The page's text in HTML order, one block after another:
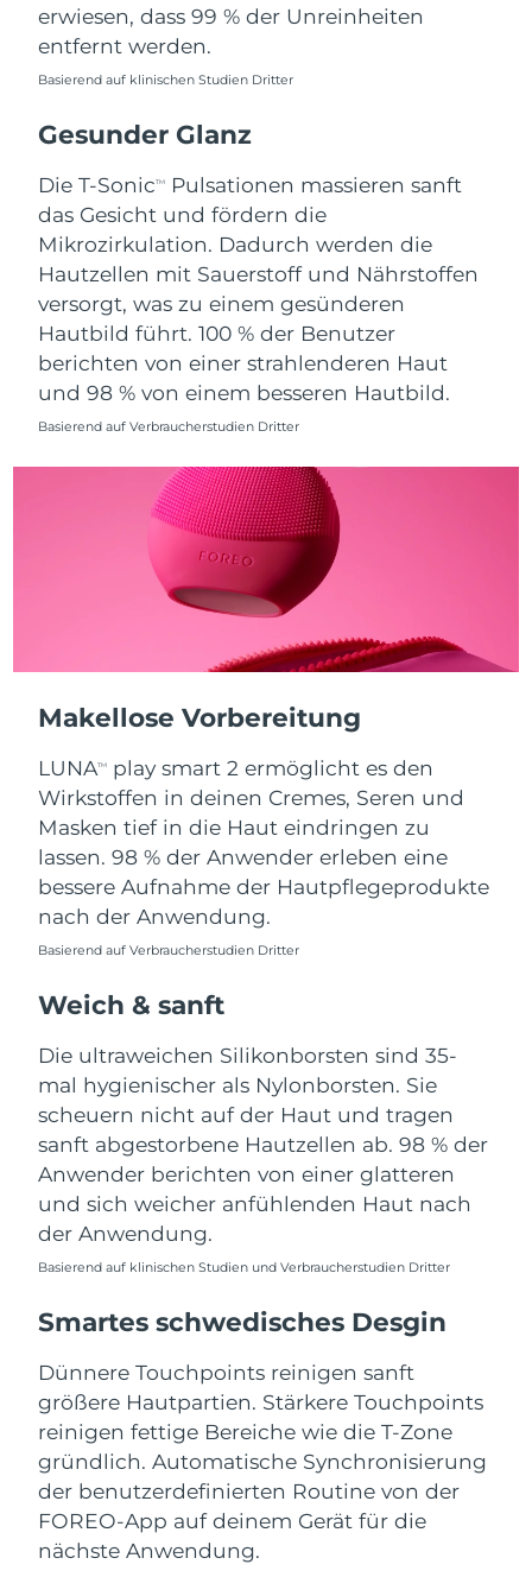
erwiesen, dass 99 % der Unreinheiten
entfernt werden.
Basierend auf klinischen Studien Dritter
Gesunder Glanz
Die T-SonicTM
Pulsationen massieren sanft
das Gesicht und fördern die
Mikrozirkulation. Dadurch werden die
Hautzellen mit Sauerstoff und Nährstoffen
versorgt, was zu einem gesünderen
Hautbild führt. 100 % der Benutzer
berichten von einer strahlenderen Haut
und 98 % von einem besseren Hautbild.
Basierend auf Verbraucherstudien Dritter
Makellose Vorbereitung
LUNATM
play smart 2 ermöglicht es den
Wirkstoffen in deinen Cremes, Seren und
Masken tief in die Haut eindringen zu
lassen. 98 % der Anwender erleben eine
bessere Aufnahme der Hautpflegeprodukte
nach der Anwendung.
Basierend auf Verbraucherstudien Dritter
Weich & sanft
Die ultraweichen Silikonborsten sind 35-
mal hygienischer als Nylonborsten. Sie
scheuern nicht auf der Haut und tragen
sanft abgestorbene Hautzellen ab. 98 % der
Anwender berichten von einer glatteren
und sich weicher anfühlenden Haut nach
der Anwendung.
Basierend auf klinischen Studien und Verbraucherstudien Dritter
Smartes schwedisches Desgin
Dünnere Touchpoints reinigen sanft
größere Hautpartien. Stärkere Touchpoints
reinigen fettige Bereiche wie die T-Zone
gründlich. Automatische Synchronisierung
der benutzerdefinierten Routine von der
FOREO-App auf deinem Gerät für die
nächste Anwendung.
Monaco
Erwartete Lieferung
09/08/2026
Niederlande
Norwegen
08/08/2026
Oman
Philippinen
Erwartete Lieferung
11/08/2026
Erwartete Lieferung
09/08/2026
Réunion
Erwartete Lieferung
Rumänien
Erwartete Lieferung
08/08/2026
Russland
Erwartete Lieferung
16/08/2026
Saudi-Arabien
Singapur
Slowakei
Erwartete Lieferung
08/08/2026
Slowenien
Erwartete Lieferung
08/08/2026
Südafrika
Erwartete Lieferung
10/08/2026
Spanien
08/08/2026
Schweden
Erwartete Lieferung
08/08/2026
Schweiz
Erwartete Lieferung
08/08/2026